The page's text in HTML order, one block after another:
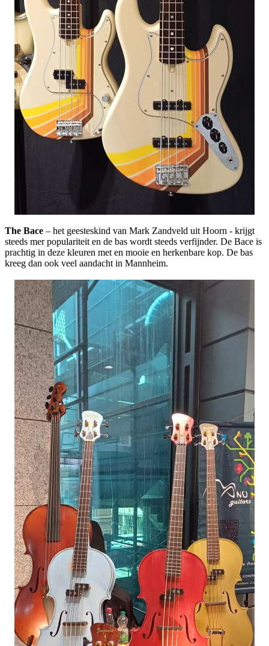
The Bace – het geesteskind van Mark Zandveld uit Hoorn - krijgt
steeds mer populariteit en de bas wordt steeds verfijnder. De Bace is
prachtig in deze kleuren met en mooie en herkenbare kop. De bas
kreeg dan ook veel aandacht in Mannheim.